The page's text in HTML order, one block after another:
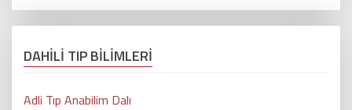
DAHİLİ TIP BİLİMLERİ
Adli Tıp Anabilim Dalı